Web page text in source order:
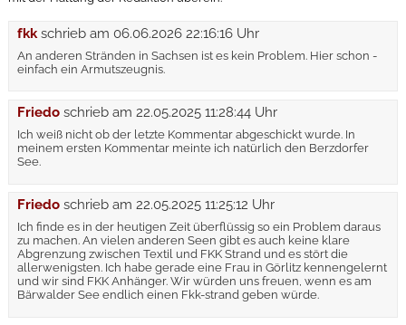
fkk schrieb am 06.06.2026 22:16:16 Uhr
An anderen Stränden in Sachsen ist es kein Problem. Hier schon -
einfach ein Armutszeugnis.
Friedo schrieb am 22.05.2025 11:28:44 Uhr
Ich weiß nicht ob der letzte Kommentar abgeschickt wurde. In
meinem ersten Kommentar meinte ich natürlich den Berzdorfer
See.
Friedo schrieb am 22.05.2025 11:25:12 Uhr
Ich finde es in der heutigen Zeit überflüssig so ein Problem daraus
zu machen. An vielen anderen Seen gibt es auch keine klare
Abgrenzung zwischen Textil und FKK Strand und es stört die
allerwenigsten. Ich habe gerade eine Frau in Görlitz kennengelernt
und wir sind FKK Anhänger. Wir würden uns freuen, wenn es am
Bärwalder See endlich einen Fkk-strand geben würde.